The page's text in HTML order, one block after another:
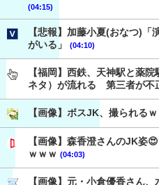
(04:15)
【悲報】加藤小夏(おなつ)
がいる」
(04:10)
【福岡】西鉄、天神駅と薬
ネタ）が流れる 第三者が不
【画像】ボスJK、撮られる
【画像】森香澄さんのJK姿
ｗｗｗ (04:03)
【画像】元・小倉優香さん